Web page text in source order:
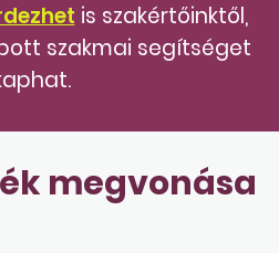
is szakértőinktől,
szakmai segítséget
megvonása